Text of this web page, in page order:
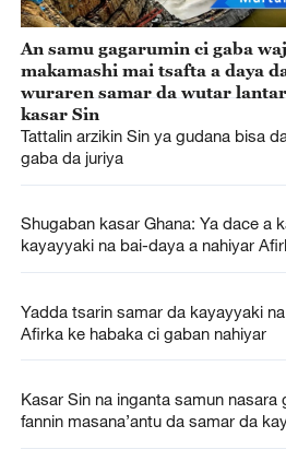
An samu gagarumin ci gaba
makamashi mai tsafta a daya
wuraren samar da wutar
kasar Sin
Tattalin arzikin Sin ya gudana bisa
gaba da juriya
Shugaban kasar Ghana: Ya dace a
kayayyaki na bai-daya a nahiyar
Yadda tsarin samar da kayayyaki
Afirka ke habaka ci gaban nahiyar
Kasar Sin na inganta samun nasara
fannin masana’antu da samar da